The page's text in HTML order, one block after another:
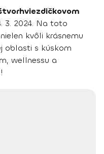
3. 2024. Na toto
kvôli krásnemu
oblasti s kúskom
wellnessu a